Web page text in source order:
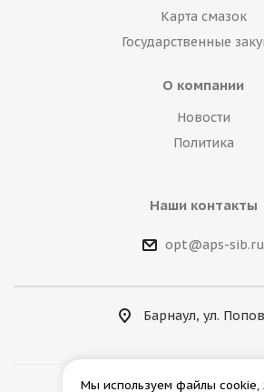
Карта смазок
Государственные
О компании
Новости
Политика
Наши контакты
opt@aps-sib.ru
Барнаул, ул.
Мы используем файлы cookie,